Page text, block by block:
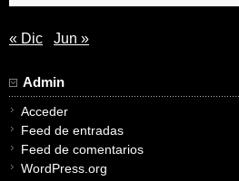
« Dic Jun »
Admin
Acceder
Feed de entradas
Feed de comentarios
WordPress.org